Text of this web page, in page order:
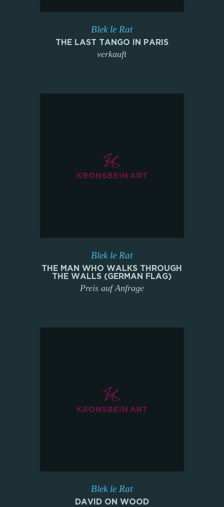
Blek le Rat
THE LAST TANGO IN PARIS
verkauft
Blek le Rat
THE MAN WHO WALKS THROUGH
THE WALLS (GERMAN FLAG)
Preis auf Anfrage
Blek le Rat
DAVID ON WOOD